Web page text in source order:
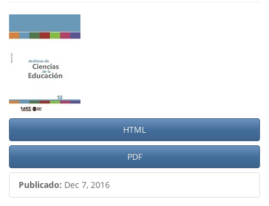
lateral
del
artículo
HTML
PDF
Publicado: Dec 7, 2016